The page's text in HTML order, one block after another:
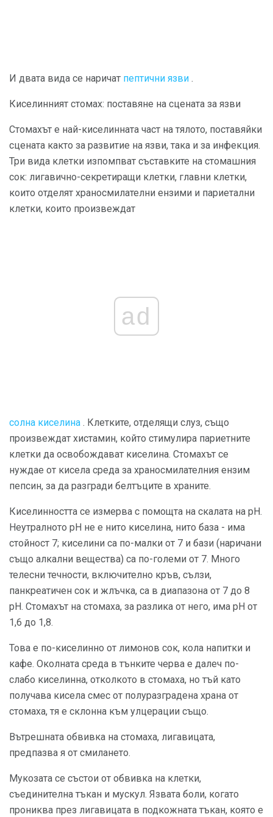
И двата вида се наричат пептични язви .
Киселинният стомах: поставяне на сцената за язви
Стомахът е най-киселинната част на тялото, поставяйки
сцената както за развитие на язви, така и за инфекция.
Три вида клетки изпомпват съставките на стомашния
сок: лигавично-секретиращи клетки, главни клетки,
които отделят храносмилателни ензими и париетални
клетки, които произвеждат
ad
солна киселина . Клетките, отделящи слуз, също
произвеждат хистамин, който стимулира париетните
клетки да освобождават киселина. Стомахът се
нуждае от кисела среда за храносмилателния ензим
пепсин, за да разгради белтъците в храните.
Киселинността се измерва с помощта на скалата на рН.
Неутралното рН не е нито киселина, нито база - има
стойност 7; киселини са по-малки от 7 и бази (наричани
също алкални вещества) са по-големи от 7. Много
телесни течности, включително кръв, сълзи,
панкреатичен сок и жлъчка, са в диапазона от 7 до 8
рН. Стомахът на стомаха, за разлика от него, има рН от
1,6 до 1,8.
Това е по-киселинно от лимонов сок, кола напитки и
кафе. Околната среда в тънките черва е далеч по-
слабо киселинна, отколкото в стомаха, но тъй като
получава кисела смес от полуразградена храна от
стомаха, тя е склонна към улцерации също.
Вътрешната обвивка на стомаха, лигавицата,
предпазва я от смилането.
Мукозата се състои от обвивка на клетки,
съединителна тъкан и мускул. Язвата боли, когато
прониква през лигавицата в подкожната тъкан, която е